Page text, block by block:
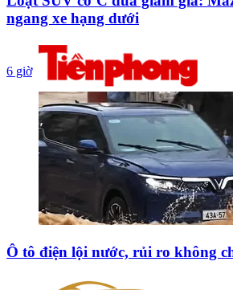
ngang xe hạng dưới
6 giờ
Ô tô điện lội nước, rủi ro không